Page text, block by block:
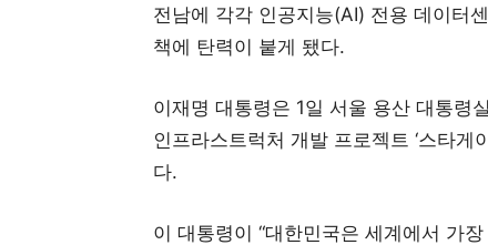
전남에 각각 인공지능(AI) 전용 데이터
책에 탄력이 붙게 됐다.
이재명 대통령은 1일 서울 용산 대통령
인프라스트럭처 개발 프로젝트 ‘스타게
다.
이 대통령이 “대한민국은 세계에서 가